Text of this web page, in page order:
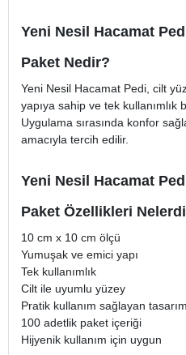
Yeni Nesil Hacamat
Paket Nedir?
Yeni Nesil Hacamat Pedi, cilt
yapıya sahip ve tek kullanımlık
Uygulama sırasında konfor
amacıyla tercih edilir.
Yeni Nesil Hacamat
Paket Özellikleri
10 cm x 10 cm ölçü
Yumuşak ve emici yapı
Tek kullanımlık
Cilt ile uyumlu yüzey
Pratik kullanım sağlayan tasarım
100 adetlik paket içeriği
Hijyenik kullanım için uygun